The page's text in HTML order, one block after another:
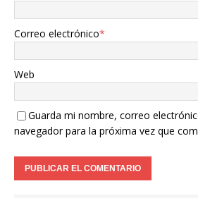
Correo electrónico*
Web
Guarda mi nombre, correo
navegador para la próxima vez que